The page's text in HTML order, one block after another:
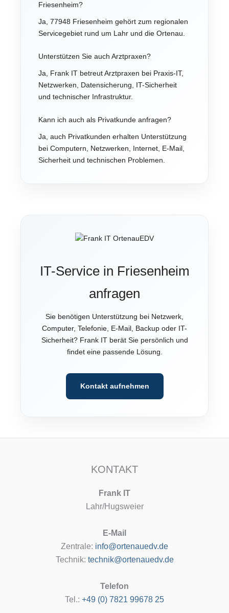
Friesenheim?
Ja, 77948 Friesenheim gehört zum regionalen
Servicegebiet rund um Lahr und die Ortenau.
Unterstützen Sie auch Arztpraxen?
Ja, Frank IT betreut Arztpraxen bei Praxis-IT,
Netzwerken, Datensicherung, IT-Sicherheit
und technischer Infrastruktur.
Kann ich auch als Privatkunde anfragen?
Ja, auch Privatkunden erhalten Unterstützung
bei Computern, Netzwerken, Internet, E-Mail,
Sicherheit und technischen Problemen.
IT-Service in Friesenheim
anfragen
Sie benötigen Unterstützung bei Netzwerk,
Computer, Telefonie, E-Mail, Backup oder IT-
Sicherheit? Frank IT berät Sie persönlich und
findet eine passende Lösung.
Kontakt aufnehmen
KONTAKT
Frank IT
Lahr/Hugsweier
E-Mail
Zentrale: info@ortenauedv.de
Technik: technik@ortenauedv.de
Telefon
Tel.: +49 (0) 7821 99678 25